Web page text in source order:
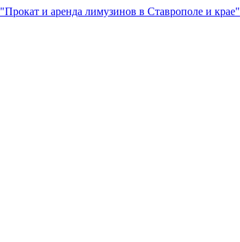
"Прокат и аренда лимузинов в Ставрополе и крае"